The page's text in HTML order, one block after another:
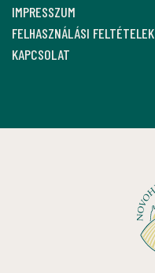
IMPRESSZUM
FELHASZNÁLÁSI FELTÉTELEK
KAPCSOLAT